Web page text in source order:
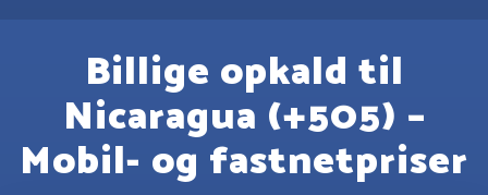
Billige opkald til
Nicaragua (+505) –
Mobil- og fastnetpriser